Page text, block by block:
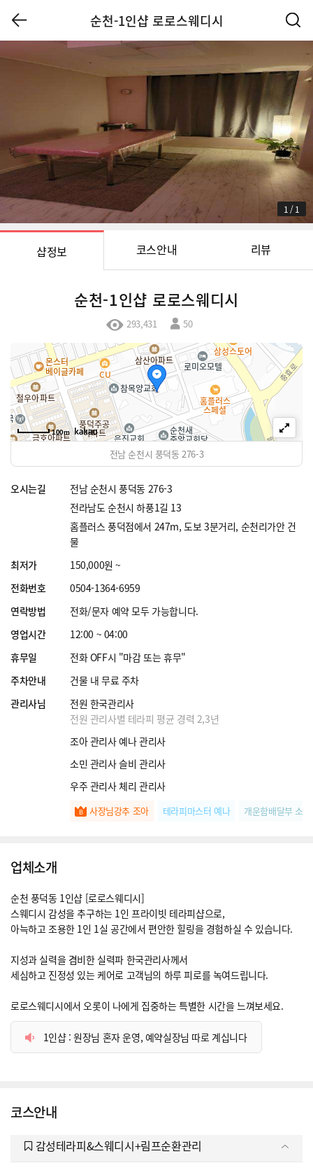
순천-1인샵 로로스웨디시
1 /1
샵정보 코스안내 리뷰
순천-1인샵 로로스웨디시
293,431 50
100m
전남 순천시 풍덕동 276-3
오시는길
전남 순천시 풍덕동 276-3
전라남도 순천시 하풍1길 13
홈플러스 풍덕점에서 247m, 도보 3분거리, 순천리가안 건
물
최저가
150,000원 ~
전화번호
0504-1364-6959
연락방법
전화/문자 예약 모두 가능합니다.
영업시간
12:00 ~ 04:00
휴무일
전화 OFF시 "마감 또는 휴무"
주차안내
건물 내 무료 주차
관리사님
전원 한국관리사
전원 관리사별 테라피 평균 경력 2,3년
조아 관리사 예나 관리사
소민 관리사 슬비 관리사
우주 관리사 체리 관리사
사장님강추 조아 테라피마스터 예나 개운함배달부 소민
업체소개
순천 풍덕동 1인샵 [로로스웨디시]
스웨디시 감성을 추구하는 1인 프라이빗 테라피샵으로,
아늑하고 조용한 1인 1실 공간에서 편안한 힐링을 경험하실 수 있습니다.
지성과 실력을 겸비한 실력파 한국관리사께서
세심하고 진정성 있는 케어로 고객님의 하루 피로를 녹여드립니다.
로로스웨디시에서 오롯이 나에게 집중하는 특별한 시간을 느껴보세요.
1인샵 : 원장님 혼자 운영, 예약실장님 따로 계십니다
코스안내
감성테라피&스웨디시+림프순환관리